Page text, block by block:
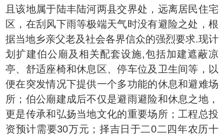
且该地属于陆丰陆河两县交界处，远离居民住宅
区，在刮风下雨等极端天气时没有避险之处，根
据当地乡亲父老及社会各界信众的强烈要求.现计
划扩建伯公廟及相关配套设施,包括加建遮蔽凉
亭、舒适座椅和休息区、停车位及卫生间等，以
便在突发情况下提供一个多功能的休息和避难场
所；伯公廟建成后不仅是避雨避险和休息之地，
更是传承和弘扬当地文化的重要场所；工程总投
资预计需要30万元；择吉日于二0二四年农历十